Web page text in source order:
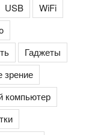
USB
WiFi
Гаджеты
зрение
компьютер